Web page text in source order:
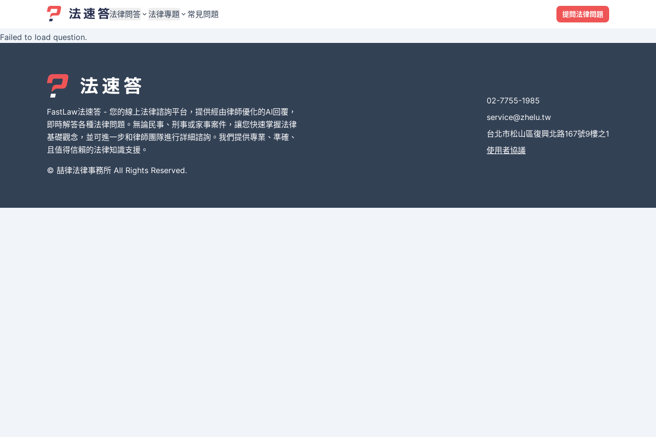
法律問答
婚姻與監護權
債務與債權
刑事犯罪案件
其他案件類型
法律專題
婚姻與監護權
債務與債權
刑事犯罪案件
其他案件類型
常見問題 提問法律問題
Failed to load question.
FastLaw法速答 - 您的線上法律諮詢平台，提供經由律師優化的AI回覆，
即時解答各種法律問題。無論民事、刑事或家事案件，讓您快速掌握法律
基礎觀念，並可進一步和律師團隊進行詳細諮詢。我們提供專業、準確、
且值得信賴的法律知識支援。
© 喆律法律事務所 All Rights Reserved.
02-7755-1985
service@zhelu.tw
台北市松山區復興北路167號9樓之1
使用者協議